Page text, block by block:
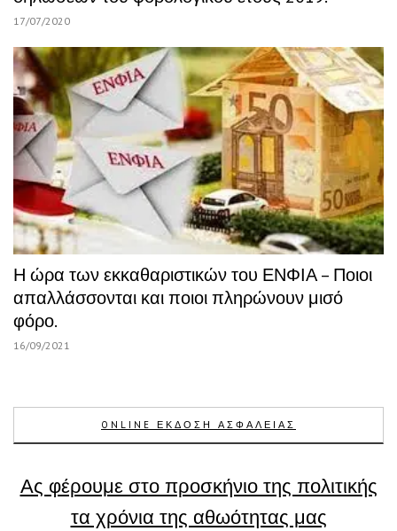
17/07/2020
Η ώρα των εκκαθαριστικών του ΕΝΦΙΑ – Ποιοι
απαλλάσσονται και ποιοι πληρώνουν μισό
φόρο.
16/09/2021
ONLINE ΕΚΔΟΣΗ ΑΣΦΑΛΕΙΑΣ
Ας φέρουμε στο προσκήνιο της πολιτικής
τα χρόνια της αθωότητας μας